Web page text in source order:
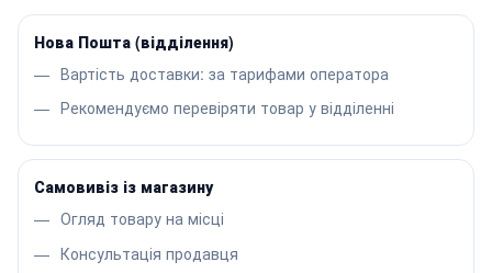
Нова Пошта (відділення)
Вартість доставки: за тарифами оператора
Рекомендуємо перевіряти товар у відділенні
Самовивіз із магазину
Огляд товару на місці
Консультація продавця